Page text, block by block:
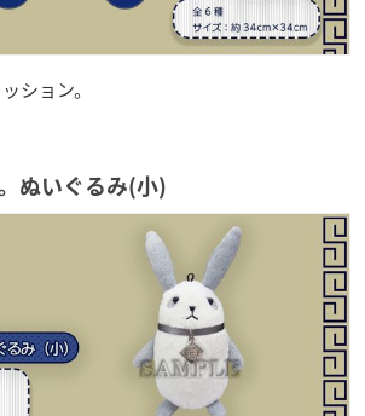
ション。
ぬいぐるみ(小)